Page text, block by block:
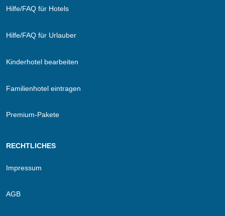
Hilfe/FAQ für Hotels
Hilfe/FAQ für Urlauber
Kinderhotel bearbeiten
Familienhotel eintragen
Premium-Pakete
RECHTLICHES
Impressum
AGB